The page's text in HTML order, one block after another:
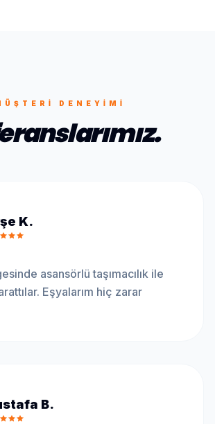
DENEYIMI
K.
asansörlü taşımacılık ile
Eşyalarım hiç zarar
B.